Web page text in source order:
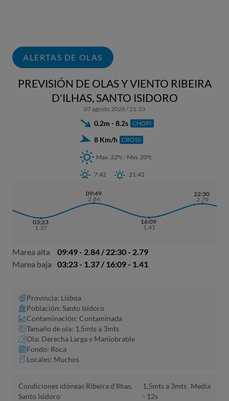
ALERTAS DE OLAS
PREVISIÓN DE OLAS Y VIENTO RIBEIRA
D'ILHAS, SANTO ISIDORO
07 agosto 2026 / 21:33
0.2m - 8.2s CHOPI
8 Km/h CROSS
Max. 22ºc - Min. 20ºc
7:42 21:42
03:23
1.37
09:49
2.84
16:09
1.41
22:30
2.79
Marea alta
09:49 - 2.84 / 22:30 - 2.79
Marea baja
03:23 - 1.37 / 16:09 - 1.41
Provincia: Lisboa
Población: Santo Isidoro
Contaminación: Contaminada
Tamaño de ola: 1,5mts a 3mts
Ola: Derecha Larga y Maniobrable
Fondo: Roca
Locales: Muchos
Condiciones idóneas Ribeira d'Ilhas,
Santo Isidoro
1,5mts a 3mts
- 12s
Media